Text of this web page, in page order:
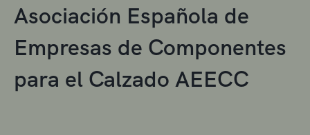
Asociación Española de
Empresas de Componentes
para el Calzado AEECC